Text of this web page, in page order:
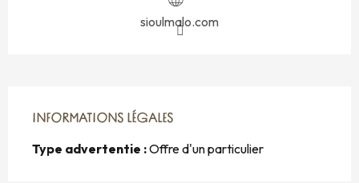
sioulmalo.com
INFORMATIONS LÉGALES
INFORMATIONS LÉGALES
Type advertentie :Offre d'un particulier